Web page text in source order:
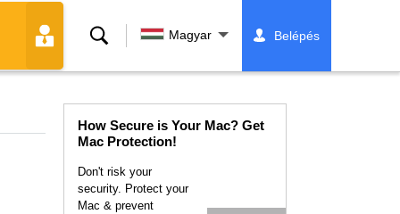
Keresés Magyar Belépés
How Secure is Your Mac? Get
Mac Protection!
Don't risk your
security. Protect your
Mac & prevent